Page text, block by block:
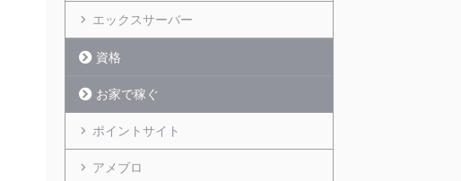
エックスサーバー
資格
お家で稼ぐ
ポイントサイト
アメブロ